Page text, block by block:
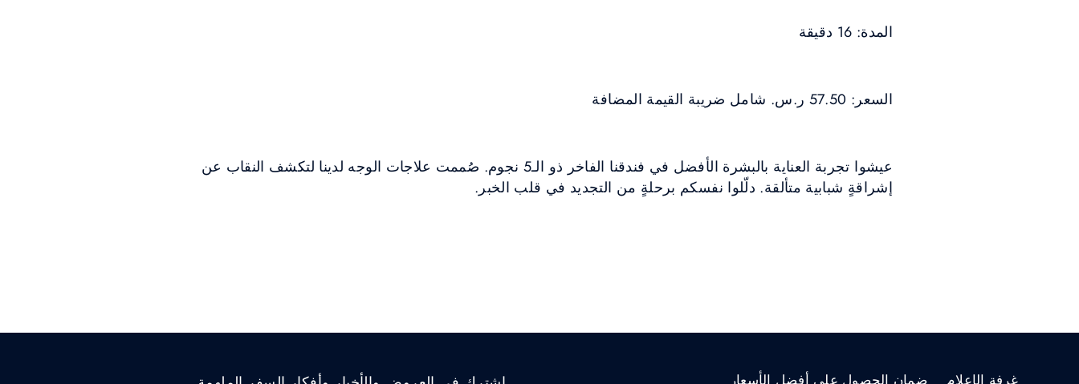
المدة: 16 دقيقة
السعر: 57.50 ر.س. شامل ضريبة القيمة المضافة
عيشوا تجربة العناية بالبشرة الأفضل في فندقنا الفاخر ذو الـ5 نجوم. صُممت علاجات الوجه لدينا لتكشف النقاب عن
إشراقةٍ شبابية متألقة. دلّلوا نفسكم برحلةٍ من التجديد في قلب الخبر.
غرفة الإعلام ضمان الحصول على أفضل الأسعار